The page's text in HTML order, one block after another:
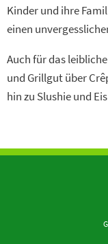
Kinder und ihre
einen
Auch für das
und Grillgut über
hin zu Slushie und